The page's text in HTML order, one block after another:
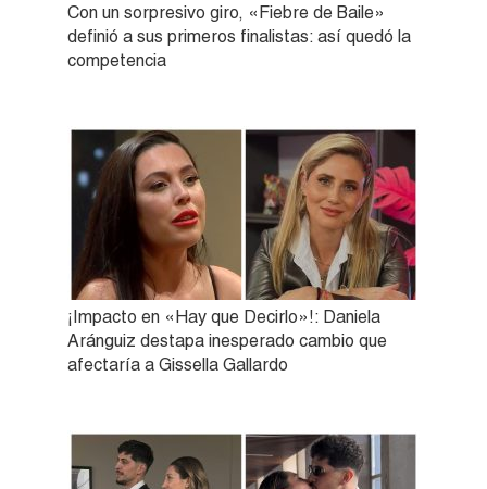
Con un sorpresivo giro, «Fiebre de Baile»
definió a sus primeros finalistas: así quedó la
competencia
¡Impacto en «Hay que Decirlo»!: Daniela
Aránguiz destapa inesperado cambio que
afectaría a Gissella Gallardo